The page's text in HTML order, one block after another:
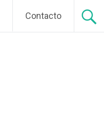
Contacto